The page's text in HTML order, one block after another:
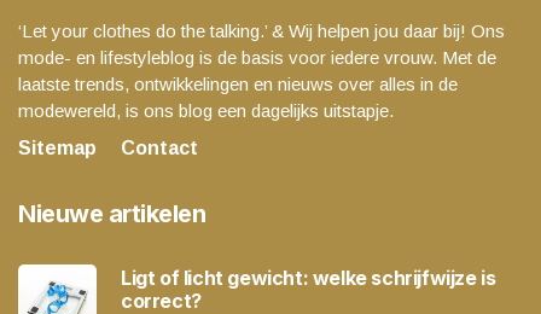
‘Let your clothes do the talking.’ & Wij helpen jou daar bij! Ons
mode- en lifestyleblog is de basis voor iedere vrouw. Met de
laatste trends, ontwikkelingen en nieuws over alles in de
modewereld, is ons blog een dagelijks uitstapje.
Sitemap
Contact
Nieuwe artikelen
Ligt of licht gewicht: welke schrijfwijze is
correct?